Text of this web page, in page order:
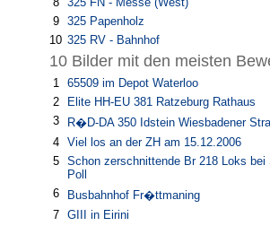
9
325 Papenholz
10 325 RV - Bahnhof
10 Bilder mit den meisten
1 65509 im Depot Waterloo
2
Elite HH-EU 381 Ratzeburg Rathaus
3
R�D-DA 350 Idstein Wiesbadener
4
Viel los an der ZH am 15.12.2006
5
Schon zerschnittende Br 218 Loks bei
Poll
6 Busbahnhof Fr�ttmaning
7
GIII in Eirini